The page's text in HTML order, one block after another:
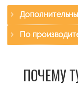
По
ПОЧЕМУ